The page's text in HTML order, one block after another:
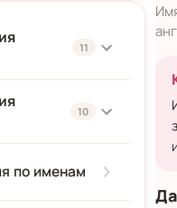
11
10
по именам